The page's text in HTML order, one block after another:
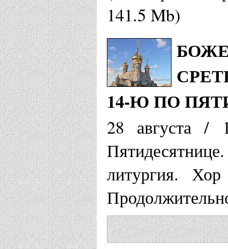
141.5 Mb)
14-Ю ПО
28 августа /
литургия.